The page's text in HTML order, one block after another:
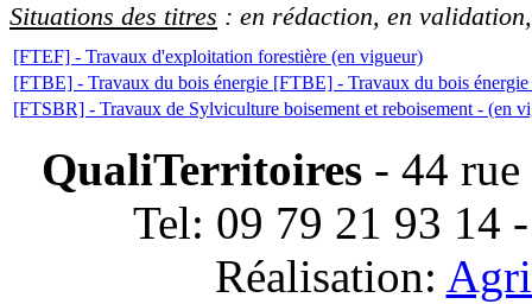
Situations des titres : en rédaction, en
[FTEF] - Travaux d'exploitation forestière (en vigueur)
[FTBE] - Travaux du bois énergie [FTBE] - Travaux du bois
[FTSBR] - Travaux de Sylviculture boisement et reboisement - (en
QualiTerritoires- 44 rue
Tel: 09 79 21 93 14
Réalisation: